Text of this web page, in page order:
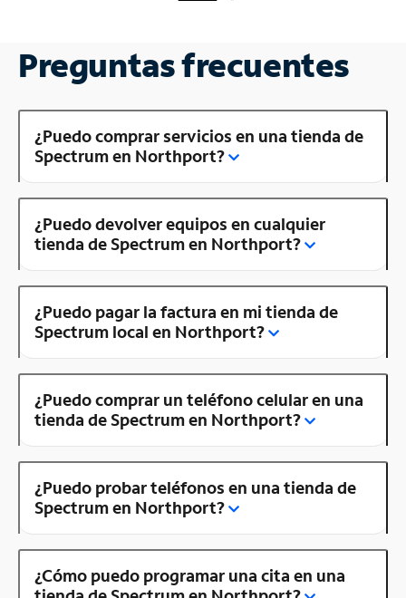
Preguntas frecuentes
¿Puedo comprar servicios en una tienda de
Spectrum en Northport?
¿Puedo devolver equipos en cualquier
tienda de Spectrum en Northport?
¿Puedo pagar la factura en mi tienda de
Spectrum local en Northport?
¿Puedo comprar un teléfono celular en una
tienda de Spectrum en Northport?
¿Puedo probar teléfonos en una tienda de
Spectrum en Northport?
¿Cómo puedo programar una cita en una